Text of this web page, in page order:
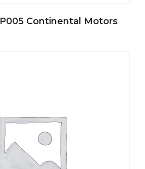
Continental Motors